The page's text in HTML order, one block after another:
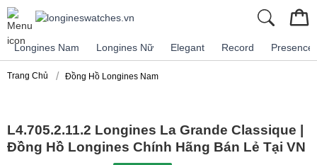
Longines Nam Longines Nữ Elegant Record Presence
Trang Chủ Đồng Hồ Longines Nam
L4.705.2.11.2 Longines La Grande Classique |
Đồng Hồ Longines Chính Hãng Bán Lẻ Tại VN